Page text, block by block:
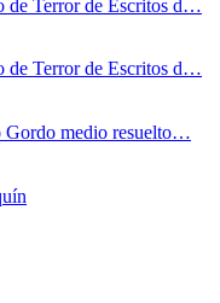
de Terror de Escritos d…
de Terror de Escritos d…
Gordo medio resuelto…